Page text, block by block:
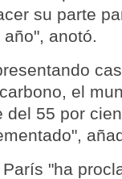
su parte
anotó.
el
del 55 por
"ha